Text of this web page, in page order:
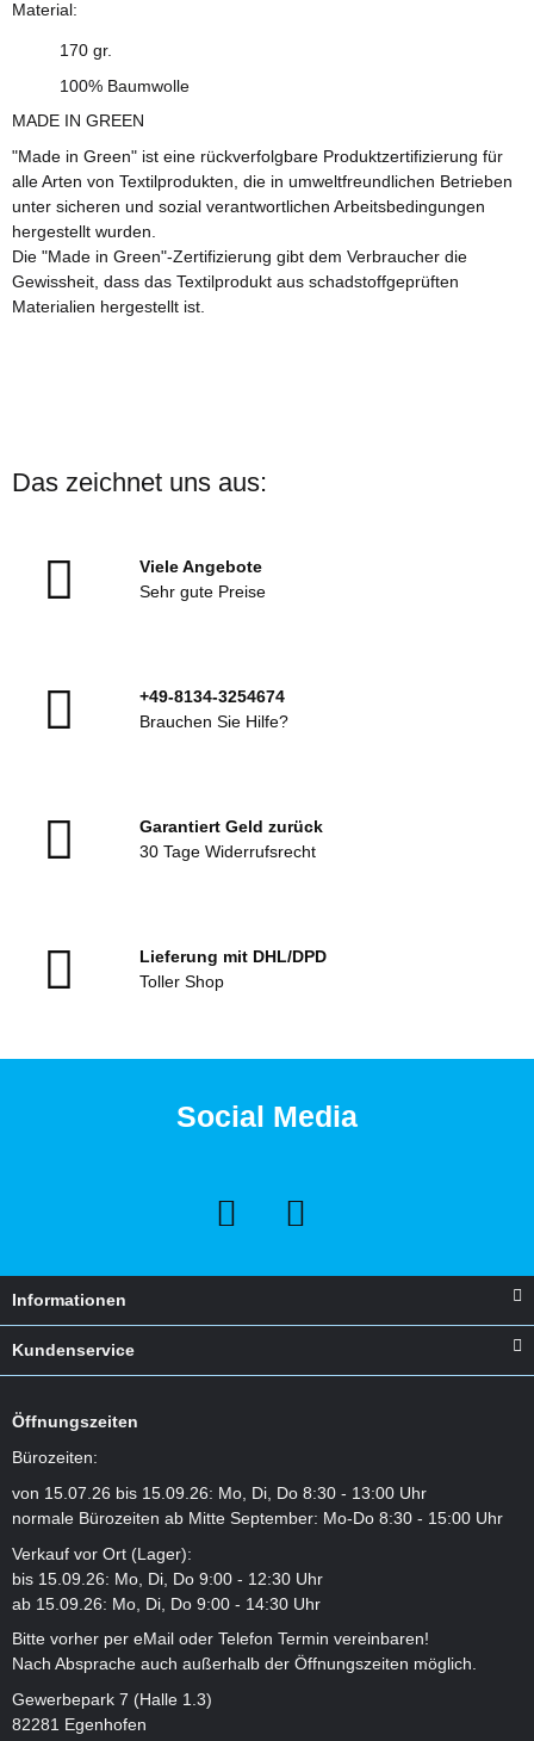
Material:
170 gr.
100% Baumwolle
MADE IN GREEN
"Made in Green" ist eine rückverfolgbare Produktzertifizierung für
alle Arten von Textilprodukten, die in umweltfreundlichen Betrieben
unter sicheren und sozial verantwortlichen Arbeitsbedingungen
hergestellt wurden.
Die "Made in Green"-Zertifizierung gibt dem Verbraucher die
Gewissheit, dass das Textilprodukt aus schadstoffgeprüften
Materialien hergestellt ist.
Das zeichnet uns aus:
Viele Angebote
Sehr gute Preise
+49-8134-3254674
Brauchen Sie Hilfe?
Garantiert Geld zurück
30 Tage Widerrufsrecht
Lieferung mit DHL/DPD
Toller Shop
Social Media
Informationen
Kundenservice
Öffnungszeiten
Bürozeiten:
von 15.07.26 bis 15.09.26: Mo, Di, Do 8:30 - 13:00 Uhr
normale Bürozeiten ab Mitte September: Mo-Do 8:30 - 15:00 Uhr
Verkauf vor Ort (Lager):
bis 15.09.26: Mo, Di, Do 9:00 - 12:30 Uhr
ab 15.09.26: Mo, Di, Do 9:00 - 14:30 Uhr
Bitte vorher per eMail oder Telefon Termin vereinbaren!
Nach Absprache auch außerhalb der Öffnungszeiten möglich.
Gewerbepark 7 (Halle 1.3)
82281 Egenhofen